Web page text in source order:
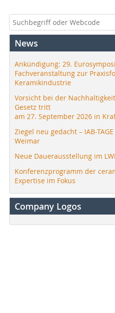
News
Ankündigung: 29.
Fachveranstaltung zur
Keramikindustrie
Vorsicht bei der
Gesetz tritt
am 27. September 2026 in
Ziegel neu gedacht – IAB-TAGE
Weimar
Neue Dauerausstellung im
Konferenzprogramm der
Expertise im Fokus
Company Logos